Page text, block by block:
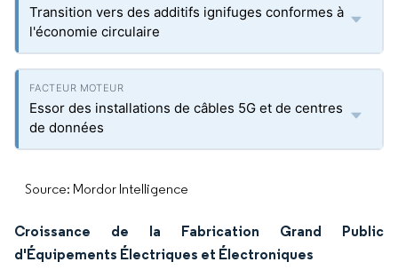
Transition vers des additifs ignifuges conformes à
l'économie circulaire
Essor des installations de câbles 5G et de centres
de données
Source: Mordor Intelligence
Croissance de la Fabrication Grand Public
d'Équipements Électriques et Électroniques